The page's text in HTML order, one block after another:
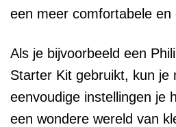
een meer comfortabele en
Als je bijvoorbeeld een
Starter Kit gebruikt, kun je
eenvoudige instellingen je
een wondere wereld van